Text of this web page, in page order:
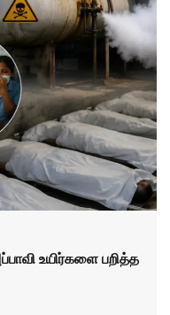
உயிர்களை பறித்த